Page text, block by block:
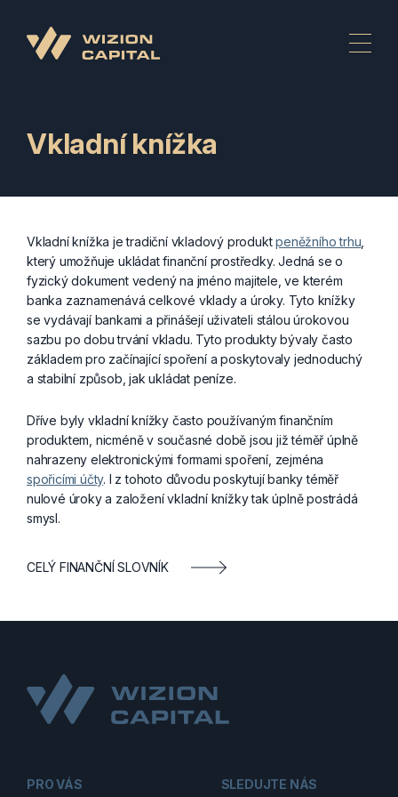
Vkladní knížka
Vkladní knížka je tradiční vkladový produktpeněžního trhu
který umožňuje ukládat finanční prostředky. Jedná se o
fyzický dokument vedený na jméno majitele, ve kterém
banka zaznamenává celkové vklady a úroky. Tyto knížky
se vydávají bankami a přinášejí uživateli stálou úrokovou
sazbu po dobu trvání vkladu. Tyto produkty bývaly často
základem pro začínající spoření a poskytovaly jednoduchý
a stabilní způsob, jak ukládat peníze.
Dříve byly vkladní knížky často používaným finančním
produktem, nicméně v současné době jsou již téměř úplně
nahrazeny elektronickými formami spoření, zejména
spořicími účty. I z tohoto důvodu poskytují banky téměř
nulové úroky a založení vkladní knížky tak úplně postrádá
smysl.
CELÝ FINANČNÍ SLOVNÍK
PRO VÁS SLEDUJTE NÁS